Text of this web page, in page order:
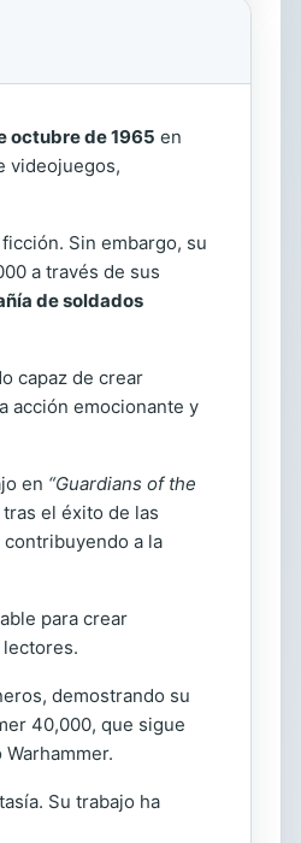
octubre de 1965 en
videojuegos,
Sin embargo, su
a través de sus
de soldados
capaz de crear
acción emocionante y
en “Guardians of the
el éxito de las
a la
para crear
demostrando su
40,000, que sigue
Su trabajo ha